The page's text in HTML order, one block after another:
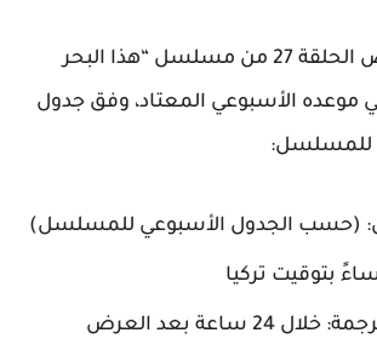
27 من مسلسل
“هذا البحر
موعده الأسبوعي المعتاد، وفق جدول
للمسلسل:
(حسب الجدول الأسبوعي للمسلسل)
بتوقيت تركيا
24 ساعة بعد العرض